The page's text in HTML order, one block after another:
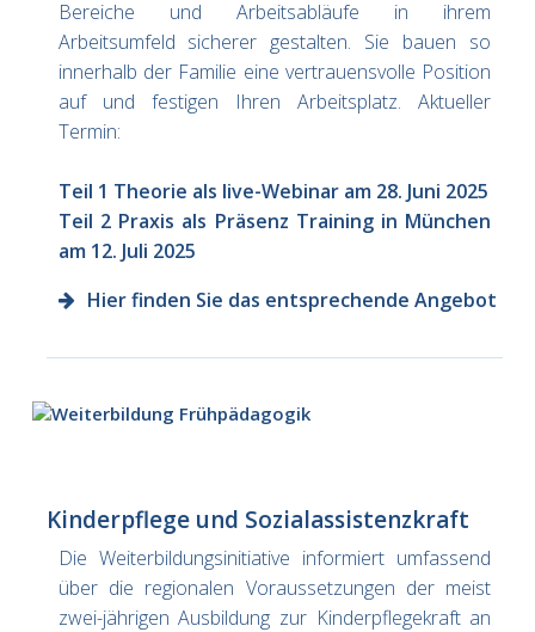
Bereiche und Arbeitsabläufe in ihrem
Arbeitsumfeld sicherer gestalten. Sie bauen so
innerhalb der Familie eine vertrauensvolle Position
auf und festigen Ihren Arbeitsplatz. Aktueller
Termin:
Teil 1 Theorie als live-Webinar am 28. Juni 2025
Teil 2 Praxis als Präsenz Training in München
am 12. Juli 2025
Hier finden Sie das entsprechende Angebot
Kinderpflege und Sozialassistenzkraft
Die Weiterbildungsinitiative informiert umfassend
über die regionalen Voraussetzungen der meist
zwei-jährigen Ausbildung zur Kinderpflegekraft an